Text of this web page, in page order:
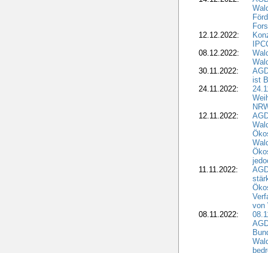
12.12.2022:
08.12.2022:
30.11.2022:
ist
24.11.2022:
12.11.2022:
11.11.2022:
von
08.11.2022: